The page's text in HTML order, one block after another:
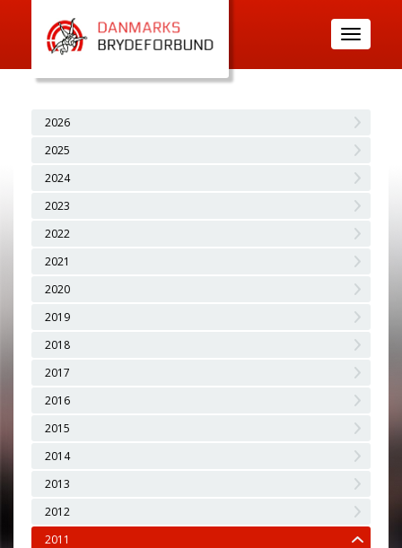
Toggle
navigation
2026
2025
2024
2023
2022
2021
2020
2019
2018
2017
2016
2015
2014
2013
2012
2011